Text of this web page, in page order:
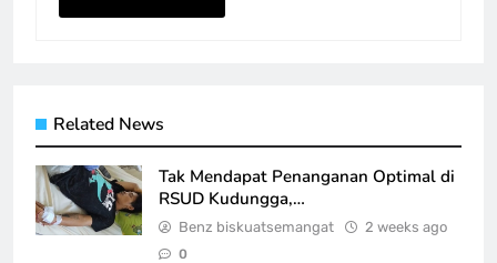
Related News
Tak Mendapat Penanganan Optimal di
RSUD Kudungga,…
Benz biskuatsemangat 2 weeks ago
0